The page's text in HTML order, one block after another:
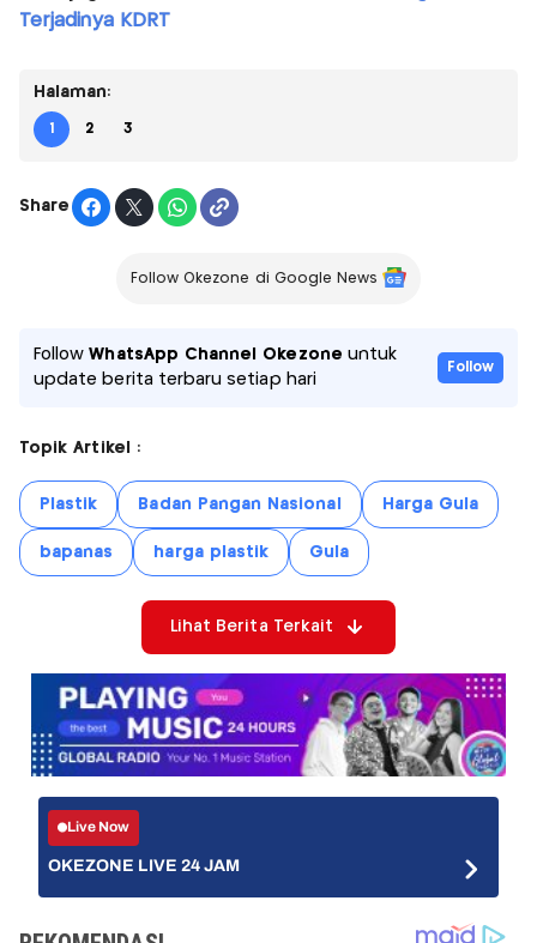
Terjadinya KDRT
Halaman:
1 2 3
Share
Follow Okezone di Google News
FollowWhatsApp Channel Okezone untuk
update berita terbaru setiap hari
Follow
Topik Artikel :
Plastik Badan Pangan Nasional Harga Gula
bapanas harga plastik Gula
Lihat Berita Terkait
Live Now
OKEZONE LIVE 24 JAM